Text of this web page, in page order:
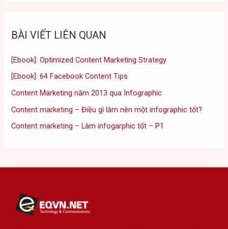
BÀI VIẾT LIÊN QUAN
[Ebook]: Optimized Content Marketing Strategy
[Ebook]: 64 Facebook Content Tips
Content Marketing năm 2013 qua Infographic
Content marketing – Điều gì làm nên một infographic tốt?
Content marketing – Làm infogarphic tốt – P1